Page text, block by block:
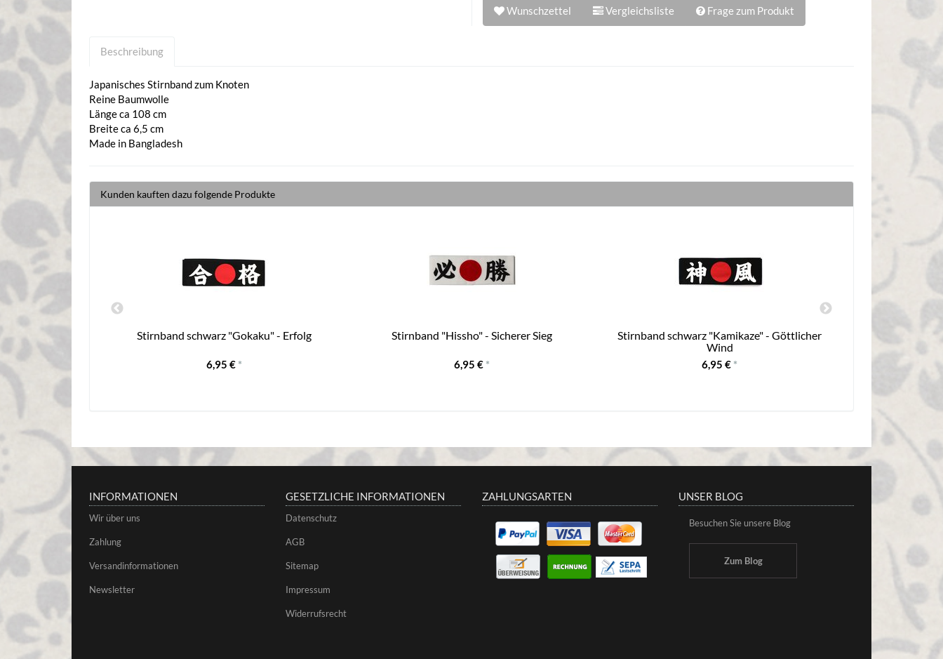
Wunschzettel Vergleichsliste Frage zum Produkt
Beschreibung
Japanisches Stirnband zum Knoten
Reine Baumwolle
Länge ca 108 cm
Breite ca 6,5 cm
Made in Bangladesh
Kunden kauften dazu folgende Produkte
die Erste Stirnband schwarz "Gokaku" - Erfolg
6,95 € *
Stirnband "Hissho" - Sicherer Sieg
6,95 € *
Stirnband schwarz "Kamikaze" - Göttlicher
Wind
6,95 € *
INFORMATIONEN
Wir über uns
Zahlung
Versandinformationen
Newsletter
GESETZLICHE INFORMATIONEN
Datenschutz
AGB
Sitemap
Impressum
Widerrufsrecht
ZAHLUNGSARTEN UNSER BLOG
Besuchen Sie unsere Blog
Zum Blog